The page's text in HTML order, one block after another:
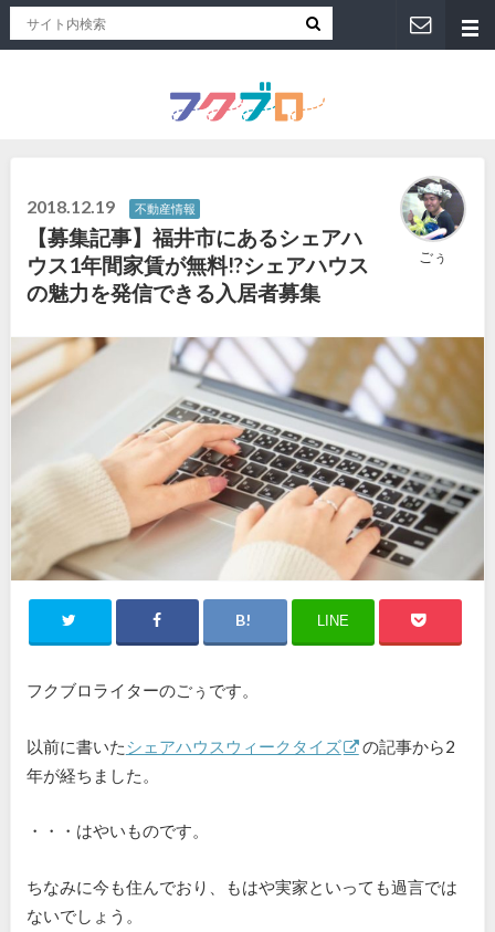
2018.12.19 不動産情報
【募集記事】福井市にあるシェアハ
ウス1年間家賃が無料!?シェアハウス
の魅力を発信できる入居者募集
ごぅ
LINE
フクブロライターのごぅです。
以前に書いたシェアハウスウィークタイズ
の記事から2
年が経ちました。
・・・はやいものです。
ちなみに今も住んでおり、もはや実家といっても過言では
ないでしょう。